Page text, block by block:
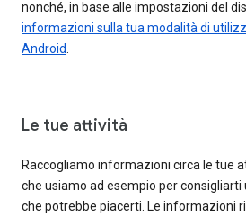
nonché, in base alle impostazioni del
informazioni sulla tua modalità di
Android.
Le tue attività
Raccogliamo informazioni circa le tue
che usiamo ad esempio per consigliarti
che potrebbe piacerti. Le informazioni